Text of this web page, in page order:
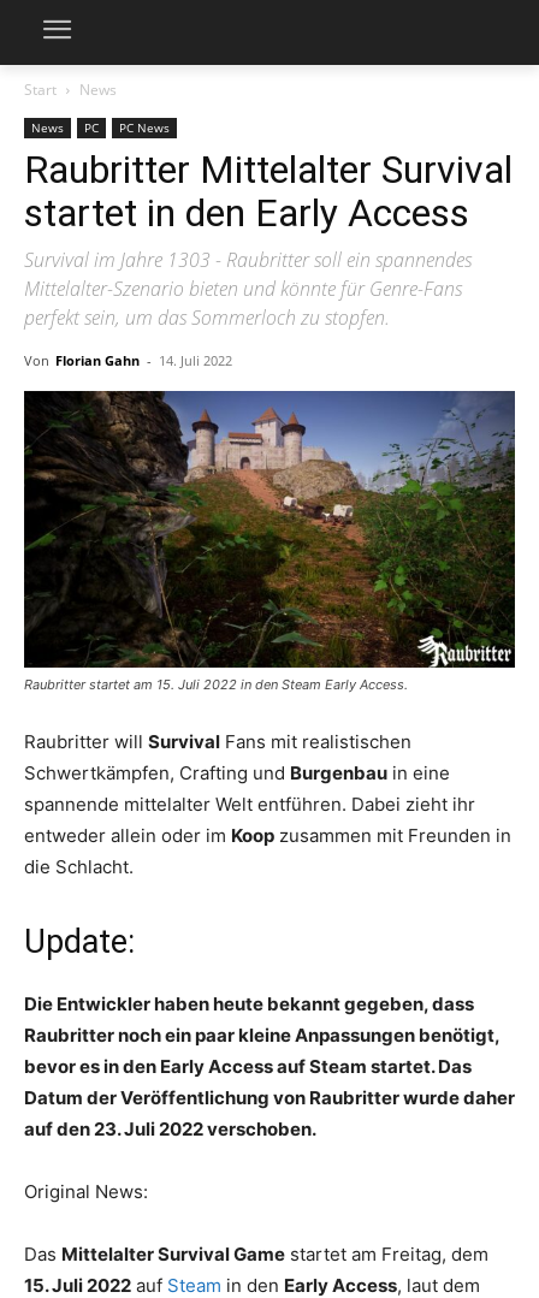
Start News
News PC PC News
Raubritter Mittelalter Survival
startet in den Early Access
Survival im Jahre 1303 - Raubritter soll ein spannendes
Mittelalter-Szenario bieten und könnte für Genre-Fans
perfekt sein, um das Sommerloch zu stopfen.
Von Florian Gahn - 14. Juli 2022
Raubritter startet am 15. Juli 2022 in den Steam Early Access.
Raubritter will Survival Fans mit realistischen
Schwertkämpfen, Crafting und Burgenbau in eine
spannende mittelalter Welt entführen. Dabei zieht ihr
entweder allein oder im Koop zusammen mit Freunden in
die Schlacht.
Update:
Die Entwickler haben heute bekannt gegeben, dass
Raubritter noch ein paar kleine Anpassungen benötigt,
bevor es in den Early Access auf Steam startet. Das
Datum der Veröffentlichung von Raubritter wurde daher
auf den 23. Juli 2022 verschoben.
Original News:
Das Mittelalter Survival Game startet am Freitag, dem
15. Juli 2022 auf Steam in den Early Access, laut dem